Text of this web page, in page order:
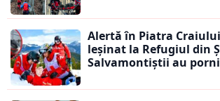
Alertă în Piatra
leșinat la Refugiul din
Salvamontiștii au